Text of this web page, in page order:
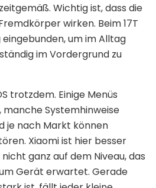
Wichtig ist, dass die
wirken. Beim 17T
eingebunden, um im Alltag
im Vordergrund zu
trotzdem. Einige Menüs
Systemhinweise
je nach Markt können
Xiaomi ist hier besser
ganz auf dem Niveau, das
Gerät erwartet. Gerade